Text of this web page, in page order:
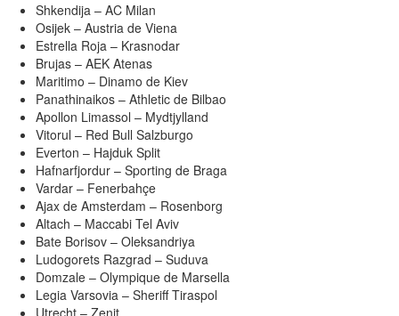
Shkendija – AC Milan
Osijek – Austria de Viena
Estrella Roja – Krasnodar
Brujas – AEK Atenas
Maritimo – Dinamo de Kiev
Panathinaikos – Athletic de Bilbao
Apollon Limassol – Mydtjylland
Vitorul – Red Bull Salzburgo
Everton – Hajduk Split
Hafnarfjordur – Sporting de Braga
Vardar – Fenerbahçe
Ajax de Amsterdam – Rosenborg
Altach – Maccabi Tel Aviv
Bate Borisov – Oleksandriya
Ludogorets Razgrad – Suduva
Domzale – Olympique de Marsella
Legia Varsovia – Sheriff Tiraspol